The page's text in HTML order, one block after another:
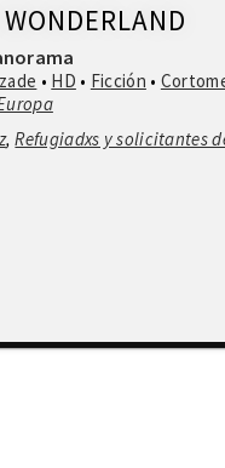
• HD • Ficción •
,Refugiadxs y solicitantes